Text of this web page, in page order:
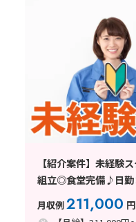
【紹介案件】未経験
組立◎食堂完備♪日勤
月収例211,000 円